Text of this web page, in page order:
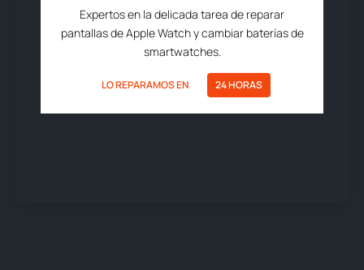
Expertos en la delicada tarea de reparar
pantallas de Apple Watch y cambiar baterías de
smartwatches.
LO REPARAMOS EN 24 HORAS